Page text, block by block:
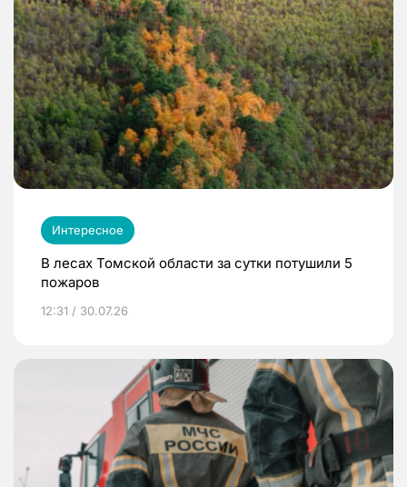
Интересное
В лесах Томской области за сутки потушили 5
пожаров
12:31 / 30.07.26